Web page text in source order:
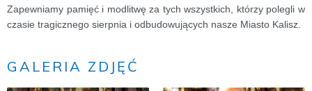
Zapewniamy pamięć i modlitwę za tych wszystkich, którzy polegli w
czasie tragicznego sierpnia i odbudowujących nasze Miasto Kalisz.
GALERIA ZDJĘĆ